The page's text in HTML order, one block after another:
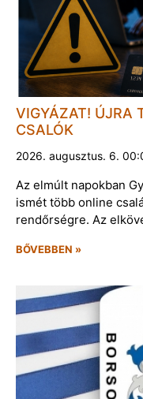
VIGYÁZAT! ÚJRA
CSALÓK
2026. augusztus. 6.
Az elmúlt napokban
ismét több online
rendőrségre. Az
BŐVEBBEN »